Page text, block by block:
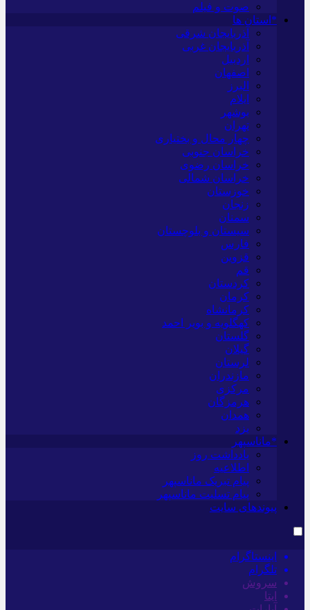
صوت و فیلم
*استان ها
آذربایجان شرقی
آذربایجان غربی
اردبیل
اصفهان
البرز
ایلام
بوشهر
تهران
چهار محال و بختیاری
خراسان جنوبی
خراسان رضوی
خراسان شمالی
خوزستان
زنجان
سمنان
سیستان و بلوچستان
فارس
قزوین
قم
کردستان
کرمان
کرمانشاه
کهگلویه و بویر احمد
گلستان
گیلان
لرستان
مازندران
مرکزی
هرمزگان
همدان
یزد
*ماناسپهر
یادداشت روز
اطلاعیه
پیام تبریک ماناسپهر
پیام تسلیت ماناسپهر
پیوندهای سایت
اینستاگرام
تلگرام
سروش
ایتا